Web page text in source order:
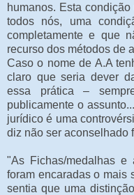
humanos. Esta
todos nós, uma
completamente e que
recurso dos métodos de
Caso o nome de A.A
claro que seria dever
essa prática –
publicamente o
jurídico é uma
diz não ser aconselhado
"As Fichas/medalhas e
foram encaradas o mais
sentia que uma